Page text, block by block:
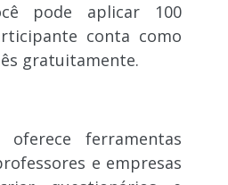
pode aplicar 100
conta como
gratuitamente.
oferece ferramentas
e empresas